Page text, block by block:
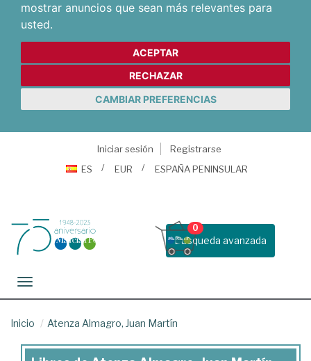
mostrar anuncios que sean más relevantes para
usted.
ACEPTAR
RECHAZAR
CAMBIAR PREFERENCIAS
Iniciar sesión
Registrarse
ES
EUR ESPAÑA PENINSULAR
Busqueda avanzada
0
Toggle navigation
Inicio Atenza Almagro, Juan Martín